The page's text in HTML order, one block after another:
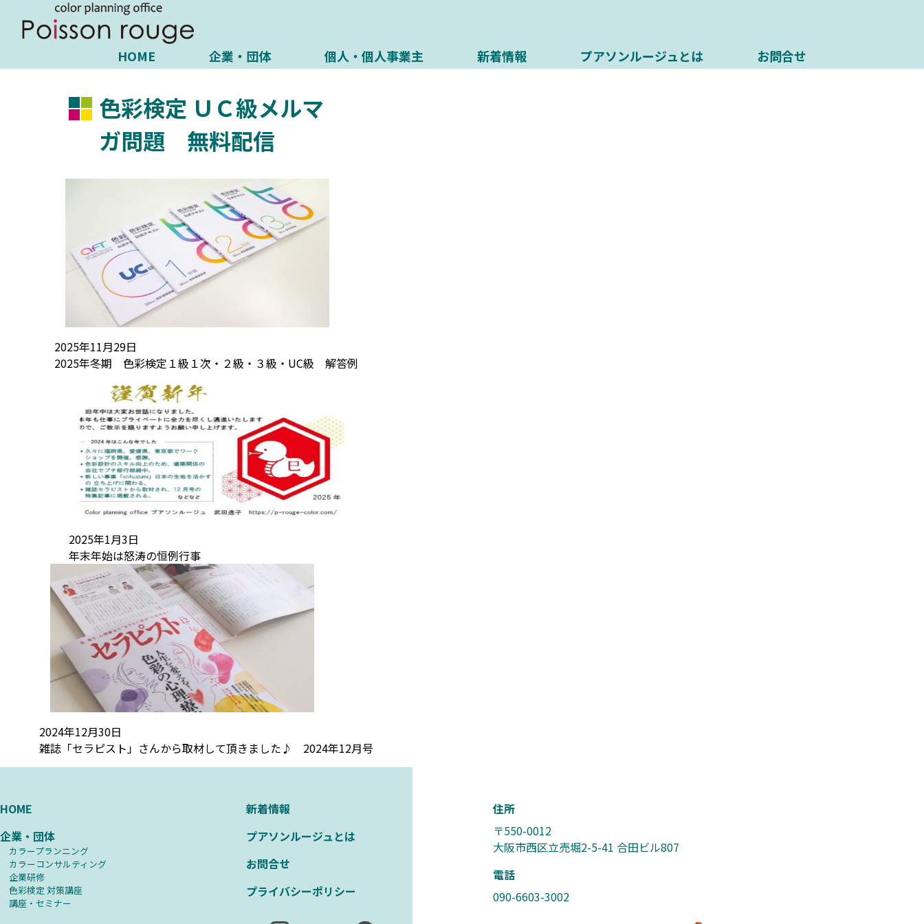
HOME 企業・団体 個人・個人事業主 新着情報 プアソンルージュとは お問合せ
色彩検定 ＵＣ級メルマ
ガ問題 無料配信
2025年11月29日
2025年冬期 色彩検定１級１次・２級・３級・UC級 解答例
2025年1月3日
年末年始は怒涛の恒例行事
2024年12月30日
雑誌「セラピスト」さんから取材して頂きました♪ 2024年12月号
HOME
企業・団体
カラープランニング
カラーコンサルティング
企業研修
⾊彩検定 対策講座
講座・セミナー
新着情報
プアソンルージュとは
お問合せ
プライバシーポリシー
住所
〒550-0012
大阪市西区立売堀2-5-41 合田ビル807
電話
090-6603-3002